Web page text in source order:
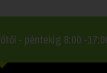
- péntekig 8:00 -